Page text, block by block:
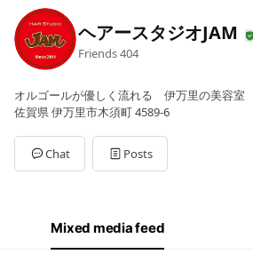
ヘアースタジオJAM
Friends404
オルゴールが優しく流れる 伊万里の美容室
佐賀県 伊万里市木須町 4589-6
Chat Posts
Mixed media feed